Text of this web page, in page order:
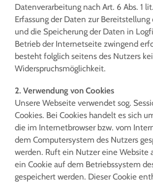
Datenverarbeitung nach Art. 6 Abs. 1
Erfassung der Daten zur Bereitstellung
und die Speicherung der Daten in
Betrieb der Internetseite zwingend
besteht folglich seitens des Nutzers
Widerspruchsmöglichkeit.
2. Verwendung von Cookies
Unsere Webseite verwendet sog.
Cookies. Bei Cookies handelt es sich
die im Internetbrowser bzw. vom
dem Computersystem des Nutzers
werden. Ruft ein Nutzer eine Website
ein Cookie auf dem Betriebssystem
gespeichert werden. Dieser Cookie